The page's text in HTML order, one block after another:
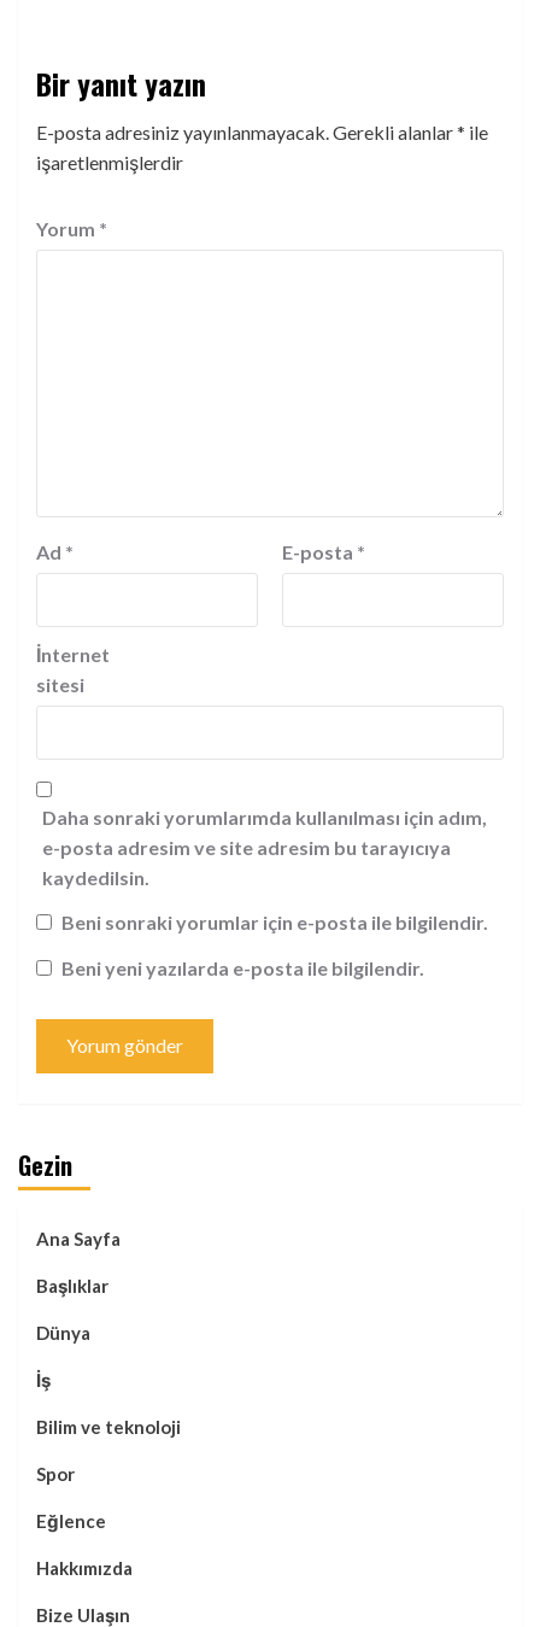
Bir yanıt yazın
E-posta adresiniz yayınlanmayacak.Gerekli alanlar* ile
işaretlenmişlerdir
Yorum *
Ad * E-posta *
İnternet
sitesi
Daha sonraki yorumlarımda kullanılması için adım,
e-posta adresim ve site adresim bu tarayıcıya
kaydedilsin.
Beni sonraki yorumlar için e-posta ile bilgilendir.
Beni yeni yazılarda e-posta ile bilgilendir.
Gezin
Ana Sayfa
Başlıklar
Dünya
İş
Bilim ve teknoloji
Spor
Eğlence
Hakkımızda
Bize Ulaşın